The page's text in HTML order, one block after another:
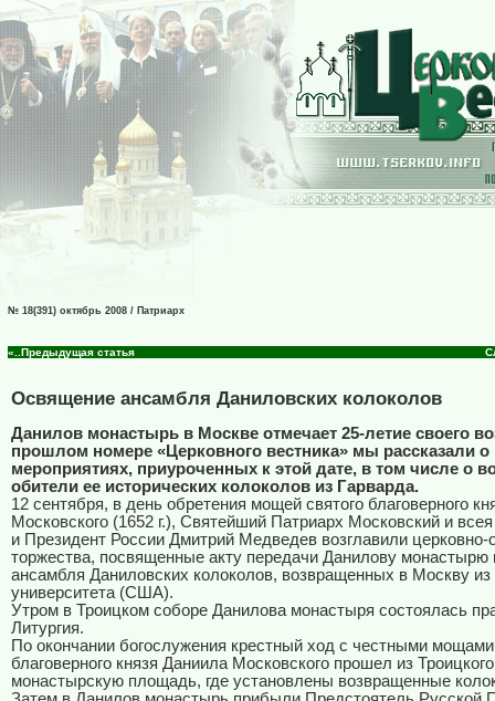
№ 18(391) октябрь 2008 / Патриарх
«..Предыдущая статья
Освящение ансамбля Даниловских колоколов
Данилов монастырь в Москве отмечает 25-летие своего
прошлом номере «Церковного вестника» мы рассказали
мероприятиях, приуроченных к этой дате, в том числе о
обители ее исторических колоколов из Гарварда.
12 сентября, в день обретения мощей святого благоверного
Московского (1652 г.), Святейший Патриарх Московский и
и Президент России Дмитрий Медведев возглавили
торжества, посвященные акту передачи Данилову монастырю
ансамбля Даниловских колоколов, возвращенных в Москву из
университета (США).
Утром в Троицком соборе Данилова монастыря состоялась
Литургия.
По окончании богослужения крестный ход с честными мощами
благоверного князя Даниила Московского прошел из
монастырскую площадь, где установлены возвращенные